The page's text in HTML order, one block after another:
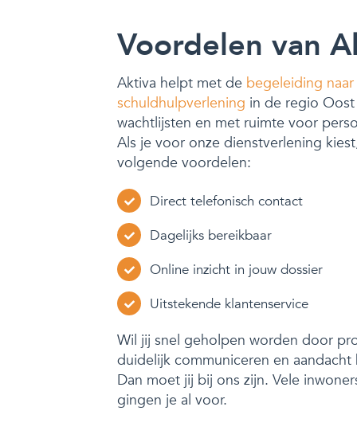
Voordelen van
Aktiva helpt met de begeleiding naar
schuldhulpverlening in de regio
wachtlijsten en met ruimte voor
Als je voor onze dienstverlening
volgende voordelen:
Direct telefonisch contact
Dagelijks bereikbaar
Online inzicht in jouw dossier
Uitstekende klantenservice
Wil jij snel geholpen worden door
duidelijk communiceren en
Dan moet jij bij ons zijn. Vele
gingen je al voor.